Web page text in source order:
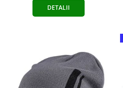
DETALII